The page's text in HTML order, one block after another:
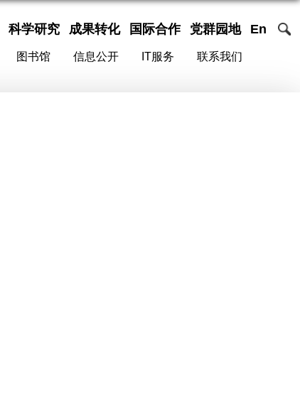
科学研究 成果转化 国际合作 党群园地 En
图书馆 信息公开 IT服务 联系我们